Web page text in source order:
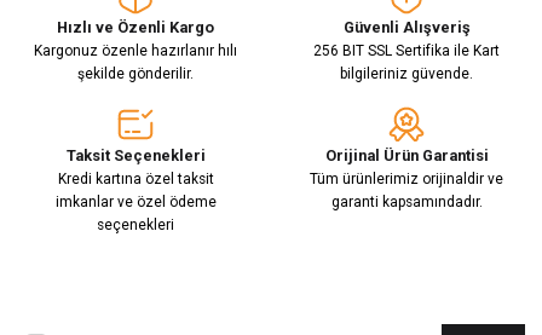
Hızlı ve Özenli Kargo
Kargonuz özenle hazırlanır hılı
şekilde gönderilir.
Güvenli Alışveriş
256 BIT SSL Sertifika ile Kart
bilgileriniz güvende.
Taksit Seçenekleri
Kredi kartına özel taksit
imkanlar ve özel ödeme
seçenekleri
Orijinal Ürün Garantisi
Tüm ürünlerimiz orijinaldir ve
garanti kapsamındadır.